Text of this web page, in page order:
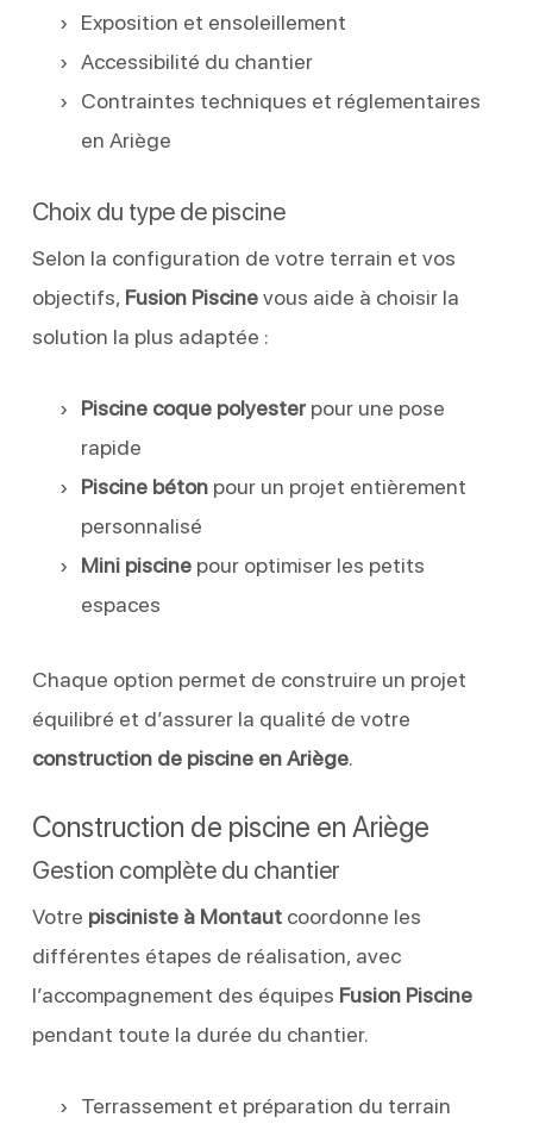
Exposition et ensoleillement
Accessibilité du chantier
Contraintes techniques et réglementaires
en Ariège
Choix du type de piscine
Selon la configuration de votre terrain et vos
objectifs, Fusion Piscinevous aide à choisir la
solution la plus adaptée :
Piscine coque polyesterpour une pose
rapide
Piscine bétonpour un projet entièrement
personnalisé
Mini piscinepour optimiser les petits
espaces
Chaque option permet de construire un projet
équilibré et d’assurer la qualité de votre
construction de piscine en Ariège.
Construction de piscine en Ariège
Gestion complète du chantier
Votre pisciniste à Montautcoordonne les
différentes étapes de réalisation, avec
l’accompagnement des équipes Fusion Piscine
pendant toute la durée du chantier.
Terrassement et préparation du terrain